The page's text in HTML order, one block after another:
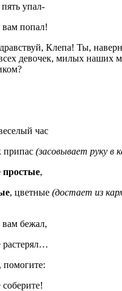
упал-
попал!
Клепа! Ты,
девочек, милых наших
час
припас (засовывает руку в
простые,
, цветные (достает из
бежал,
растерял…
помогите: